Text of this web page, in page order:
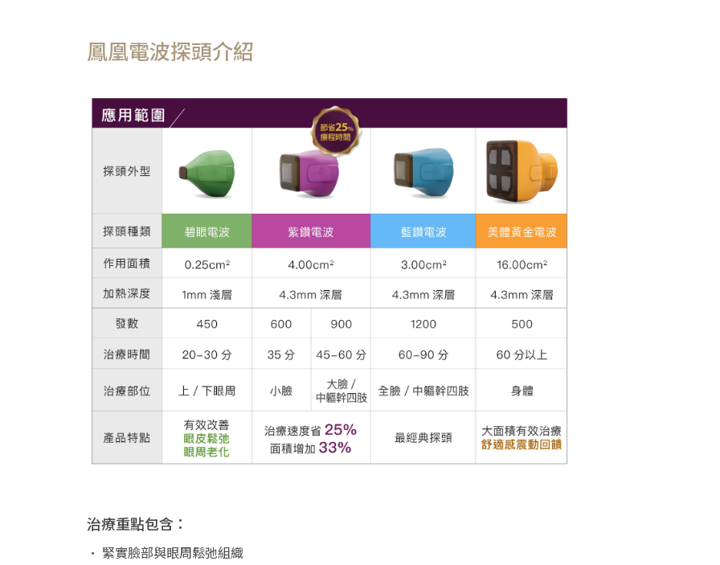
鳳凰電波探頭介紹
治療重點包含：
• 緊實臉部與眼周鬆弛組織